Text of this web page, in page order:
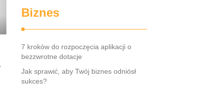
Biznes
7 kroków do rozpoczęcia aplikacji o
bezzwrotne dotacje
Jak sprawić, aby Twój biznes odniósł
sukces?